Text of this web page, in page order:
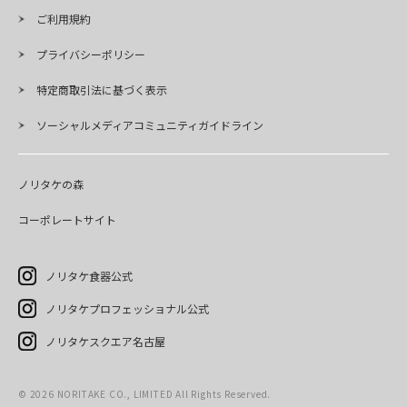
ご利用規約
プライバシーポリシー
特定商取引法に基づく表示
ソーシャルメディアコミュニティガイドライン
ノリタケの森
コーポレートサイト
ノリタケ食器公式
ノリタケプロフェッショナル公式
ノリタケスクエア名古屋
© 2026 NORITAKE CO., LIMITED All Rights Reserved.